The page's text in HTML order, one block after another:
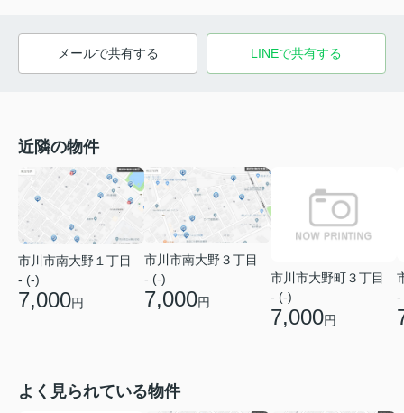
メールで共有する LINEで共有する
近隣の物件
市川市南大野１丁目
- (-)
7,000円
市川市南大野３丁目
- (-)
7,000円
市川市大野町３丁目
- (-)
7,000円
-
よく見られている物件